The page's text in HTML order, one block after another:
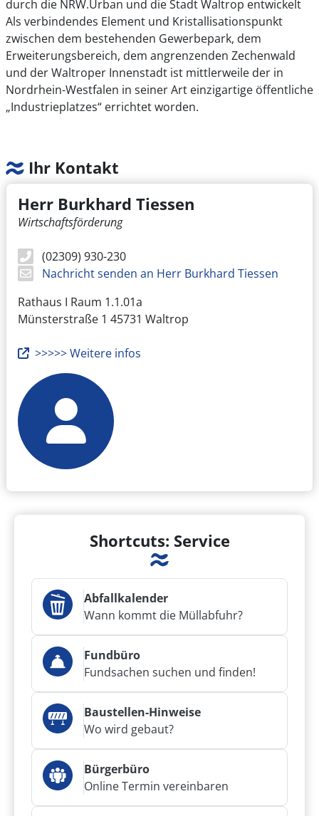
durch die NRW.Urban und die Stadt Waltrop entwickelt
Als verbindendes Element und Kristallisationspunkt
zwischen dem bestehenden Gewerbepark, dem
Erweiterungsbereich, dem angrenzenden Zechenwald
und der Waltroper Innenstadt ist mittlerweile der in
Nordrhein-Westfalen in seiner Art einzigartige öffentliche
„Industrieplatzes“ errichtet worden.
Ihr Kontakt
Herr Burkhard Tiessen
Wirtschaftsförderung
(02309) 930-230
Nachricht senden an Herr Burkhard Tiessen
Rathaus I Raum 1.1.01a
Münsterstraße 1 45731 Waltrop
>>>>> Weitere infos
Shortcuts: Service
Abfallkalender
Wann kommt die Müllabfuhr?
Fundbüro
Fundsachen suchen und finden!
Baustellen-Hinweise
Wo wird gebaut?
Bürgerbüro
Online Termin vereinbaren